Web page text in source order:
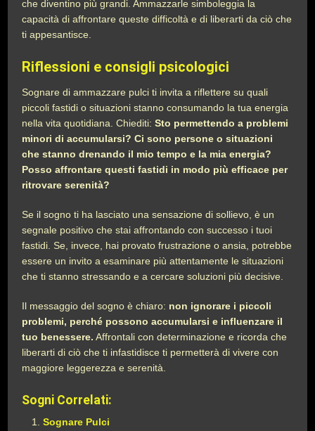
che diventino più grandi. Ammazzarle simboleggia la
capacità di affrontare queste difficoltà e di liberarti da ciò che
ti appesantisce.
Riflessioni e consigli psicologici
Sognare di ammazzare pulci ti invita a riflettere su quali
piccoli fastidi o situazioni stanno consumando la tua energia
nella vita quotidiana. Chiediti:Sto permettendo a problemi
minori di accumularsi? Ci sono persone o situazioni
che stanno drenando il mio tempo e la mia energia?
Posso affrontare questi fastidi in modo più efficace per
ritrovare serenità?
Se il sogno ti ha lasciato una sensazione di sollievo, è un
segnale positivo che stai affrontando con successo i tuoi
fastidi. Se, invece, hai provato frustrazione o ansia, potrebbe
essere un invito a esaminare più attentamente le situazioni
che ti stanno stressando e a cercare soluzioni più decisive.
Il messaggio del sogno è chiaro: non ignorare i piccoli
problemi, perché possono accumularsi e influenzare il
tuo benessere. Affrontali con determinazione e ricorda che
liberarti di ciò che ti infastidisce ti permetterà di vivere con
maggiore leggerezza e serenità.
Sogni Correlati:
Sognare Pulci